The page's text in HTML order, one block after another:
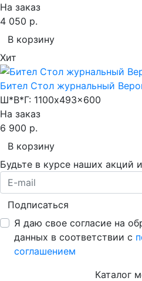
На заказ
4 050 р.
В корзину
Хит
Бител Стол журнальный
Ш*В*Г: 1100x493x600
На заказ
6 900 р.
В корзину
Будьте в курсе наших акций
Подписаться
Я даю свое согласие на
данных в соответствии с
соглашением
Каталог